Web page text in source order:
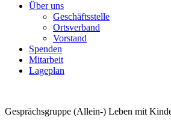
Über uns
Geschäftsstelle
Ortsverband
Vorstand
Spenden
Mitarbeit
Lageplan
Gesprächsgruppe (Allein-) Leben mit